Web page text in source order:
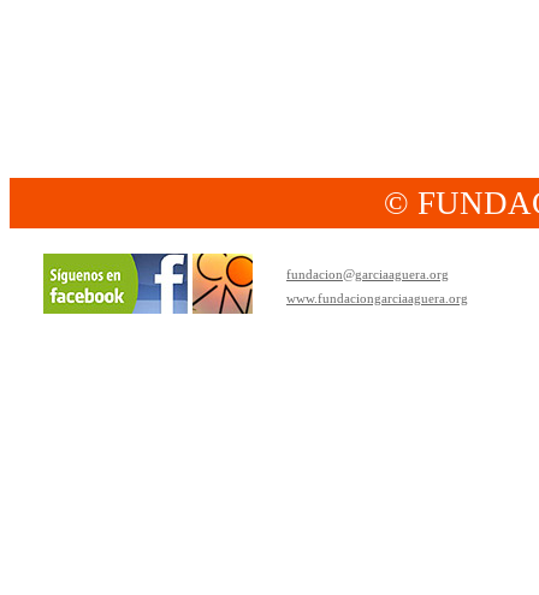
©
fundacion@garciaaguera.org
www.fundaciongarciaaguera.org